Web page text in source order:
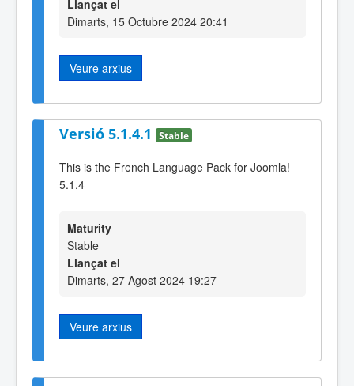
Llançat el
Dimarts, 15 Octubre 2024 20:41
Veure arxius
Versió 5.1.4.1 Stable
This is the French Language Pack for Joomla!
5.1.4
Maturity
Stable
Llançat el
Dimarts, 27 Agost 2024 19:27
Veure arxius